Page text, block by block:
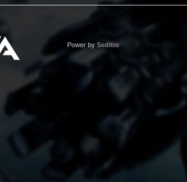
Power by Seditio